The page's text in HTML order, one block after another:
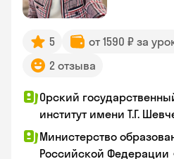
5 от 1590 ₽ за
2 отзыва
Орский
институт имени Т.Г.
Министерство
Российской Федерации